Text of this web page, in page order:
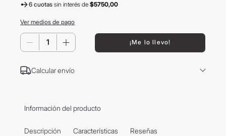
6 cuotas sin interésde $5750,00
Ver medios de pago
＋
－ ¡Me lo llevo!
Calcular envío
Información del producto
Descripción Características Reseñas